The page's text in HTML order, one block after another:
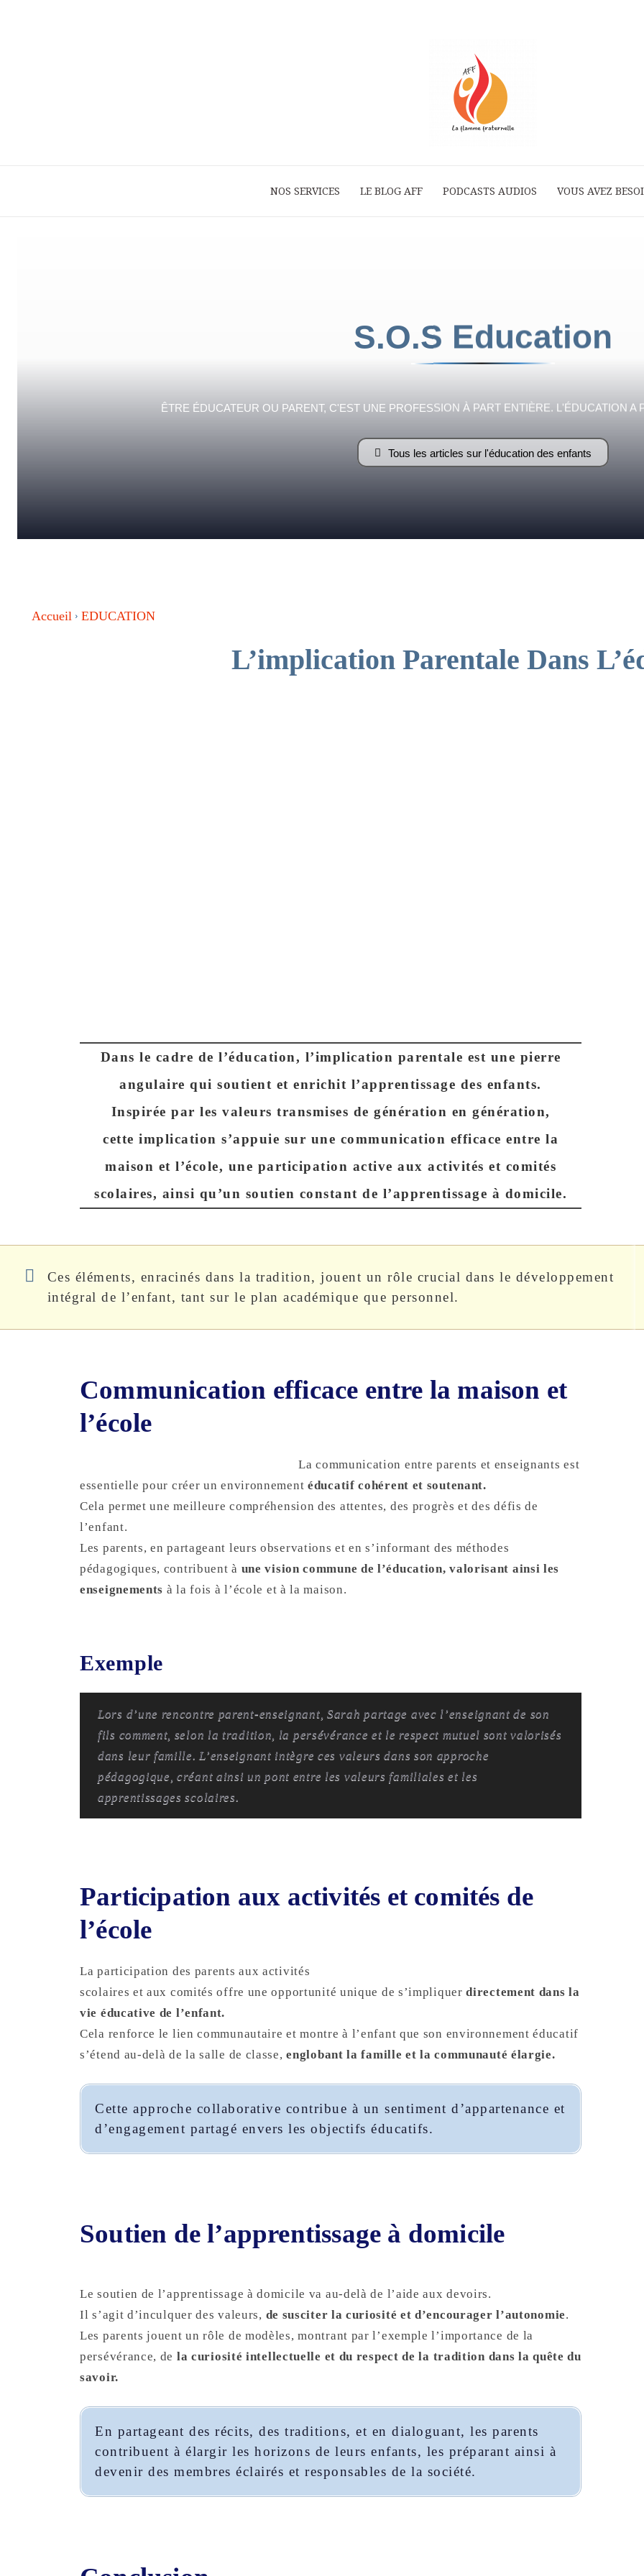
La
NOS SERVICES LE BLOG AFF PODCASTS AUDIOS VOUS AVEZ
S.O.S Education
ÊTRE ÉDUCATEUR OU PARENT, C'EST UNE PROFESSION À PART ENTIÈRE. L'ÉDUCATION A
Tous les articles sur l'éducation des enfants
Accueil EDUCATION
L’implication Parentale Dans
Dans le cadre de l’éducation, l’implication parentale est une pierre
angulaire qui soutient et enrichit l’apprentissage des enfants.
Inspirée par les valeurs transmises de génération en génération,
cette implication s’appuie sur une communication efficace entre la
maison et l’école, une participation active aux activités et comités
scolaires, ainsi qu’un soutien constant de l’apprentissage à domicile.
Ces éléments, enracinés dans la tradition, jouent un rôle crucial dans le développement
intégral de l’enfant, tant sur le plan académique que personnel.
Communication efficace entre la maison et
l’école
La communication entre parents et enseignants est
essentielle pour créer un environnementéducatif cohérent et soutenant.
Cela permet une meilleure compréhension des attentes, des progrès et des défis de
l’enfant.
Les parents, en partageant leurs observations et en s’informant des méthodes
pédagogiques, contribuent à une vision commune de l’éducation, valorisant ainsi les
enseignements à la fois à l’école et à la maison.
Exemple
Lors d’une rencontre parent-enseignant, Sarah partage avec l’enseignant de son
fils comment, selon la tradition, la persévérance et le respect mutuel sont valorisés
dans leur famille. L’enseignant intègre ces valeurs dans son approche
pédagogique, créant ainsi un pont entre les valeurs familiales et les
apprentissages scolaires.
Participation aux activités et comités de
l’école
La participation des parents aux activités
scolaires et aux comités offre une opportunité unique de s’impliquer directement dans la
vie éducative de l’enfant.
Cela renforce le lien communautaire et montre à l’enfant que son environnement éducatif
s’étend au-delà de la salle de classe,englobant la famille et la communauté élargie.
Cette approche collaborative contribue à un sentiment d’appartenance et
d’engagement partagé envers les objectifs éducatifs.
Soutien de l’apprentissage à domicile
Le soutien de l’apprentissage à domicile va au-delà de l’aide aux devoirs.
Il s’agit d’inculquer des valeurs, de susciter la curiosité et d’encourager l’autonomie.
Les parents jouent un rôle de modèles, montrant par l’exemple l’importance de la
persévérance, de la curiosité intellectuelle et du respect de la tradition dans la quête du
savoir.
En partageant des récits, des traditions, et en dialoguant, les parents
contribuent à élargir les horizons de leurs enfants, les préparant ainsi à
devenir des membres éclairés et responsables de la société.